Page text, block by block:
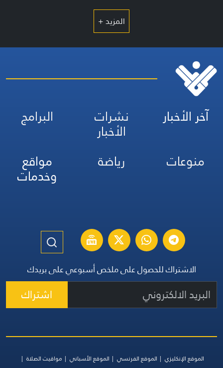
المزيد +
آخر الأخبار نشرات
الأخبار
البرامج
منوعات
رياضة مواقع
وخدمات
الاشتراك للحصول على ملخص أسبوعي على بريدك
اشتراك
الموقع الإنكليزي الموقع الفرنسي الموقع الأسباني
مواقيت الصلاة